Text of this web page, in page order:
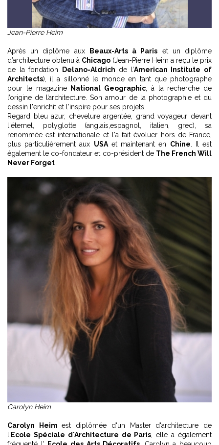
Jean-Pierre Heim
Après un diplôme aux Beaux-Arts à Paris et un diplôme
d’architecture obtenu à Chicago (Jean-Pierre Heim a reçu le prix
de la fondation
Delano-Aldrich de l’American Institute of
Architects), il a sillonné le monde en tant que photographe
pour le magazine National Geographic , à la recherche de
l’origine de l’architecture. Son amour de la photographie et du
dessin l'enrichit et l'inspire pour ses projets.
Regard bleu azur, chevelure argentée, grand voyageur devant
l'éternel, polyglotte (anglais,espagnol, italien, grec), sa
renommée est internationale et l'a fait évoluer hors de France,
plus particulièrement aux USAet maintenant en Chine . Il est
également le co-fondateur et co-président de The French Will
Never Forget
Carolyn Heim
Carolyn Heimest diplômée d'un Master d'architecture de
l' Ecole Spéciale d'Architecture de Paris , elle a également